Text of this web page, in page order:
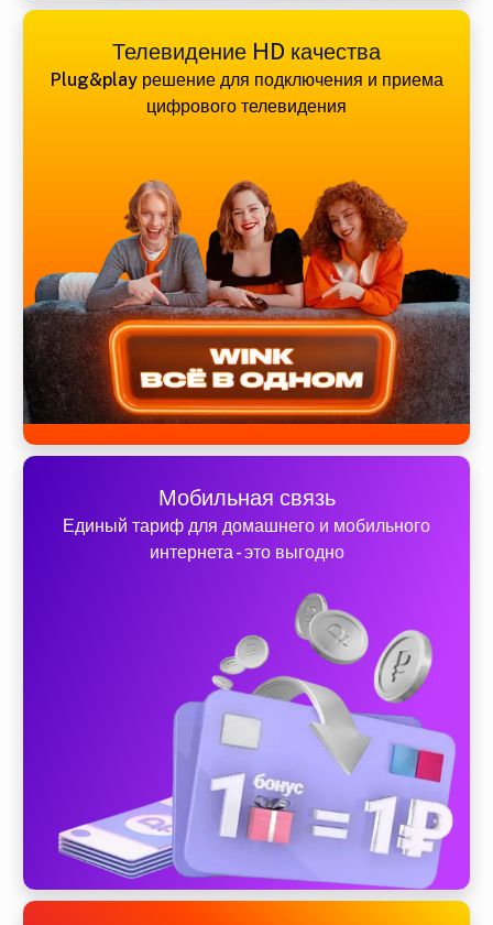
Телевидение HD качества
Plug&play решение для подключения и приема
цифрового телевидения
Мобильная связь
Единый тариф для домашнего и мобильного
интернета - это выгодно